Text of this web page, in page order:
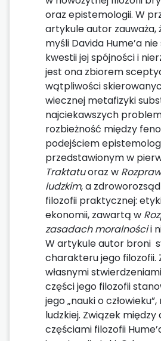
oraz epistemologii. W
artykule autor
myśli Davida Hume’a
kwestii jej spójności i
jest ona zbiorem
wątpliwości
wiecznej metafizyki
najciekawszych
rozbieżność między
podejściem
przedstawionym w
Traktatuoraz w
ludzkim, a
filozofii praktycznej:
ekonomii, zawartą w
zasadach moralnościi
W artykule autor broni
charakteru jego filozofii.
własnymi
części jego filozofii
jego „nauki o
ludzkiej. Związek
częściami filozofii